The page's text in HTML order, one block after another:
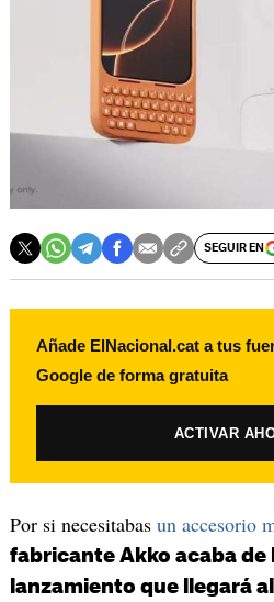
SEGUIR EN
Añade ElNacional.cat a tus
Google de forma gratuita
ACTIVAR
Por si necesitabas un accesorio
fabricante Akko acaba de
lanzamiento que llegará